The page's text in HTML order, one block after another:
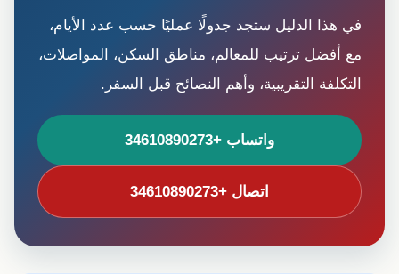
في هذا الدليل ستجد جدولًا عمليًا حسب عدد الأيام،
مع أفضل ترتيب للمعالم، مناطق السكن، المواصلات،
التكلفة التقريبية، وأهم النصائح قبل السفر.
واتساب +34610890273
اتصال +34610890273